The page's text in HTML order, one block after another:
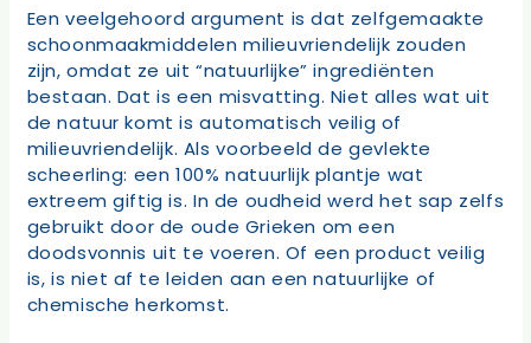
Een veelgehoord argument is dat zelfgemaakte
schoonmaakmiddelen milieuvriendelijk zouden
zijn, omdat ze uit “natuurlijke” ingrediënten
bestaan. Dat is een misvatting. Niet alles wat uit
de natuur komt is automatisch veilig of
milieuvriendelijk. Als voorbeeld de gevlekte
scheerling: een 100% natuurlijk plantje wat
extreem giftig is. In de oudheid werd het sap zelfs
gebruikt door de oude Grieken om een
doodsvonnis uit te voeren. Of een product veilig
is, is niet af te leiden aan een natuurlijke of
chemische herkomst.